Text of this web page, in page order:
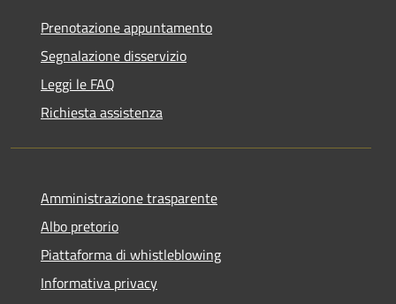
Prenotazione appuntamento
Segnalazione disservizio
Leggi le FAQ
Richiesta assistenza
Amministrazione trasparente
Albo pretorio
Piattaforma di whistleblowing
Informativa privacy